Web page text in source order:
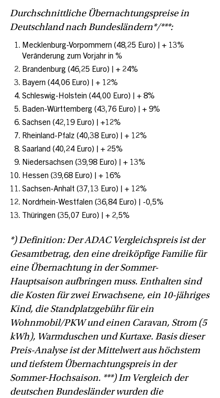
Durchschnittliche Übernachtungspreise in
Deutschland nach Bundesländern*/***:
Mecklenburg-Vorpommern (48,25 Euro) | + 13%
Veränderung zum Vorjahr in %
Brandenburg (46,25 Euro) | + 24%
Bayern (44,06 Euro) | + 12%
Schleswig-Holstein (44,00 Euro) | + 8%
Baden-Württemberg (43,76 Euro) | + 9%
Sachsen (42,19 Euro) | +12%
Rheinland-Pfalz (40,38 Euro) | + 12%
Saarland (40,24 Euro) | + 25%
Niedersachsen (39,98 Euro) | + 13%
Hessen (39,68 Euro) | + 16%
Sachsen-Anhalt (37,13 Euro) | + 12%
Nordrhein-Westfalen (36,84 Euro) | -0,5%
Thüringen (35,07 Euro) | + 2,5%
*) Definition: Der ADAC Vergleichspreis ist der
Gesamtbetrag, den eine dreiköpfige Familie für
eine Übernachtung in der Sommer-
Hauptsaison aufbringen muss. Enthalten sind
die Kosten für zwei Erwachsene, ein 10-jähriges
Kind, die Standplatzgebühr für ein
Wohnmobil/PKW und einen Caravan, Strom (5
kWh), Warmduschen und Kurtaxe. Basis dieser
Preis-Analyse ist der Mittelwert aus höchstem
und tiefstem Übernachtungspreis in der
Sommer-Hochsaison. ***) Im Vergleich der
deutschen Bundesländer wurden die